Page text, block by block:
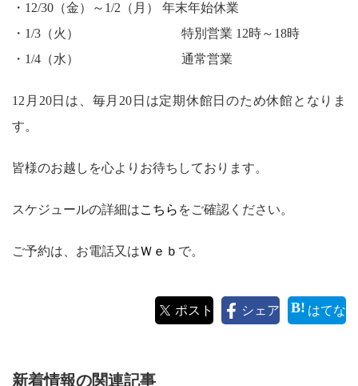
・12/30（金）～1/2（月） 年末年始休業
・1/3（火） 特別営業 12時～18時
・1/4（水） 通常営業
12月20日は、毎月20日は定期休館日のため休館となりま
す。
皆様のお越しを心よりお待ちしております。
スケジュールの詳細はこちら をご確認ください。
ご予約は、お電話又はＷｅｂ で。
ポスト シェア はてな
新着情報の関連記事